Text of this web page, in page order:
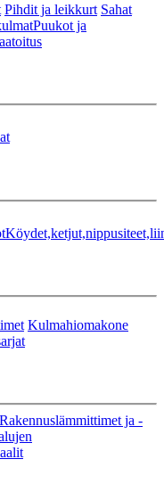
Pihdit ja leikkurt Sahat
Puukot ja
Kulmahiomakone
Rakennuslämmittimet ja -